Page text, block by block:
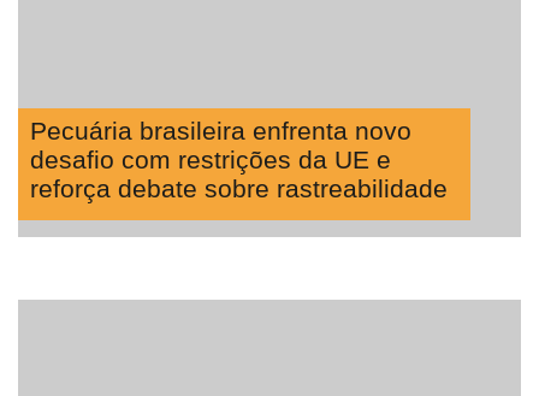
Pecuária brasileira enfrenta novo
desafio com restrições da UE e
reforça debate sobre rastreabilidade